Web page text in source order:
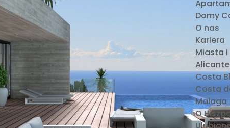
Domy
O nas
Kariera
Miasta i
Alicante
Costa
Costa
Malaga
O